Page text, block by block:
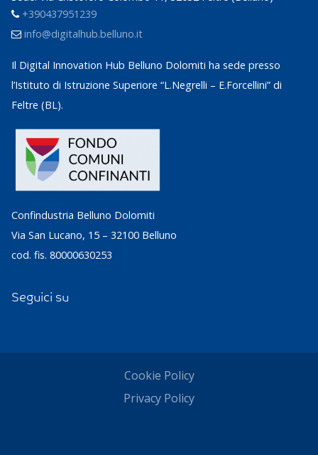
+390437951239
info@digitalhub.belluno.it
Il Digital Innovation Hub Belluno Dolomiti ha sede presso
l’Istituto di Istruzione Superiore “L.Negrelli – E.Forcellini” di
Feltre (BL).
Confindustria Belluno Dolomiti
Via San Lucano, 15 – 32100 Belluno
cod. fis. 80000630253
Seguici su
Cookie Policy
Privacy Policy